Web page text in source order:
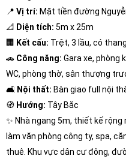
📍 Vị trí: Mặt tiền đường
📐 Diện tích: 5m x 25m
🏢 Kết cấu: Trệt, 3 lầu, có
🚗 Công năng: Gara xe, phòng
WC, phòng thờ, sân thượng
🛋️ Nội thất: Bàn giao full nội
🧭 Hướng: Tây Bắc
✨ Nhà ngang 5m, thiết kế
làm văn phòng công ty, spa,
thuê. Khu vực dân cư đông,